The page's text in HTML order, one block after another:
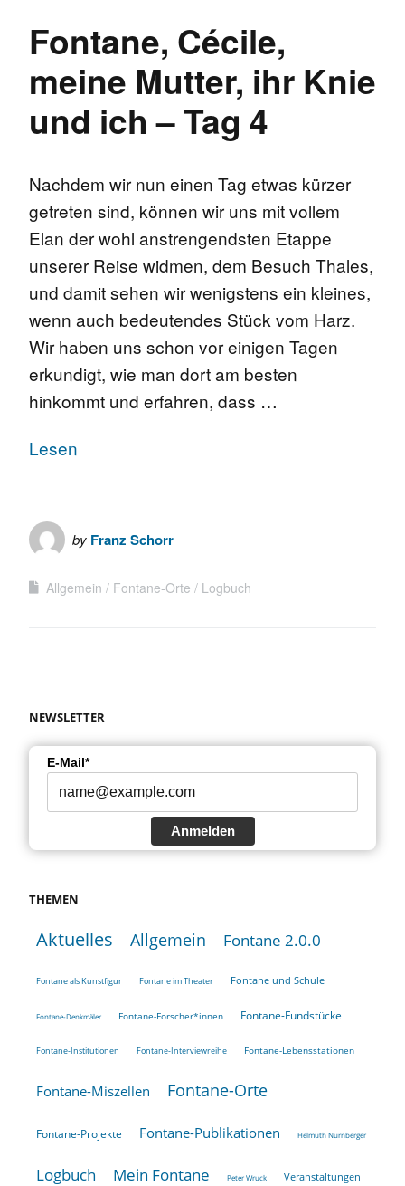
Fontane, Cécile,
meine Mutter, ihr Knie
und ich – Tag 4
Nachdem wir nun einen Tag etwas kürzer
getreten sind, können wir uns mit vollem
Elan der wohl anstrengendsten Etappe
unserer Reise widmen, dem Besuch Thales,
und damit sehen wir wenigstens ein kleines,
wenn auch bedeutendes Stück vom Harz.
Wir haben uns schon vor einigen Tagen
erkundigt, wie man dort am besten
hinkommt und erfahren, dass …
Lesen
by Franz Schorr
Allgemein Fontane-Orte Logbuch
NEWSLETTER
E-Mail*
Anmelden
THEMEN
Aktuelles Allgemein Fontane 2.0.0
Fontane als Kunstfigur Fontane im Theater Fontane und Schule
Fontane-Denkmäler Fontane-Forscher*innen Fontane-Fundstücke
Fontane-Institutionen Fontane-Interviewreihe Fontane-Lebensstationen
Fontane-Miszellen Fontane-Orte
Fontane-Projekte Fontane-Publikationen Helmuth Nürnberger
Logbuch Mein Fontane Peter Wruck Veranstaltungen